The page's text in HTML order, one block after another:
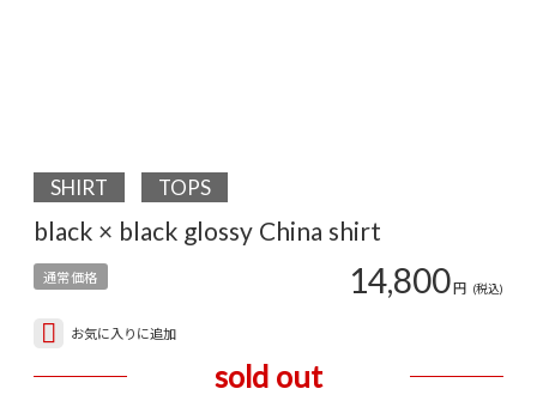
SHIRT TOPS
black × black glossy China shirt
通常価格 14,800円 (税込)
お気に入りに追加
sold out